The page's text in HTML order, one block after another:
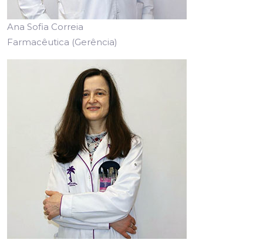
Ana Sofia Correia
Farmacêutica (Gerência)